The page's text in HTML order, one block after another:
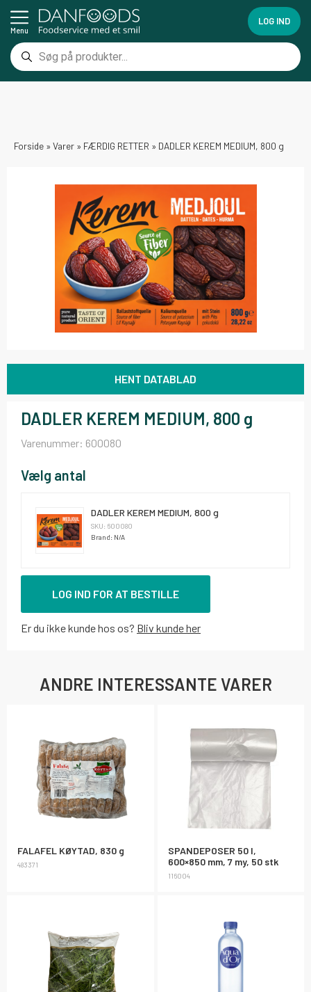
Menu
LOG IND
Forside » Varer » FÆRDIG RETTER » DADLER KEREM MEDIUM, 800 g
HENT DATABLAD
DADLER KEREM MEDIUM, 800 g
Varenummer: 600080
Vælg antal
DADLER KEREM MEDIUM, 800 g
SKU: 600080
Brand: N/A
LOG IND FOR AT BESTILLE
Er du ikke kunde hos os? Bliv kunde her
ANDRE INTERESSANTE VARER
FALAFEL KØYTAD, 830 g
483371
SPANDEPOSER 50 l,
600×850 mm, 7 my, 50 stk
116004